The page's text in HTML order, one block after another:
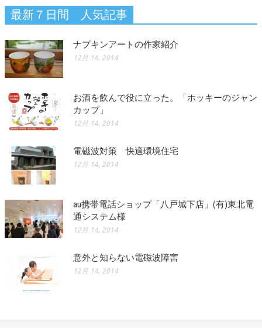
最新７日間 人気記事
ナプキンアートの作家紹介
12月 14, 2014
お酒を飲んで役に立った。「ホッキーのジャン
カップ」
12月 14, 2014
電磁波対策 快適環境住宅
12月 14, 2014
au携帯電話ショップ「八戸城下店」(有)東北電
通システム様
12月 14, 2014
意外と知らない電磁波障害
12月 14, 2014